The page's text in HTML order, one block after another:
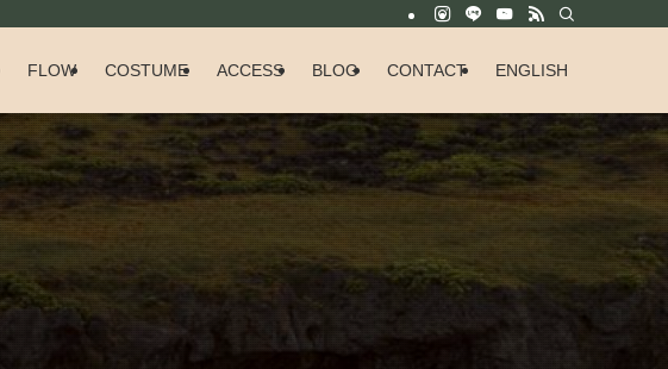
FLOW COSTUME ACCESS BLOG CONTACT ENGLISH